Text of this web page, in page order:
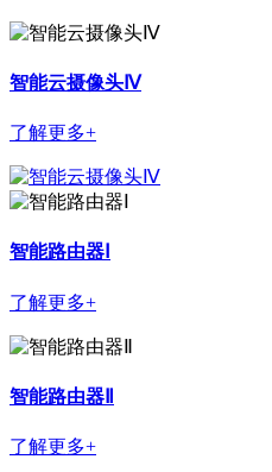
智能云摄像头Ⅳ
了解更多+
智能路由器Ⅰ
了解更多+
智能路由器Ⅱ
了解更多+